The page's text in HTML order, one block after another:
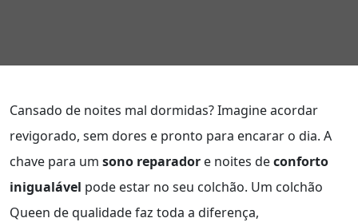
Cansado de noites mal dormidas? Imagine acordar
revigorado, sem dores e pronto para encarar o dia. A
chave para um sono reparador e noites deconforto
inigualável pode estar no seu colchão. Um colchão
Queen de qualidade faz toda a diferença,